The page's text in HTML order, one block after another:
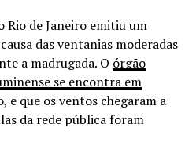
Rio de Janeiro emitiu um
das ventanias moderadas
a madrugada. O órgão
se encontra em
e que os ventos chegaram a
da rede pública foram